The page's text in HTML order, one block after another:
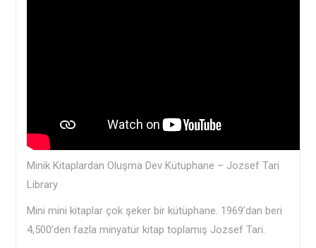
Minik Kitaplardan Oluşma Dev Kütüphane – Jozsef Tari
Library
Mini mini kitaplar çok şeker bir kütüphane. 1969’dan beri
4,500’den fazla minyatür kitap toplamış Jozsef Tari.